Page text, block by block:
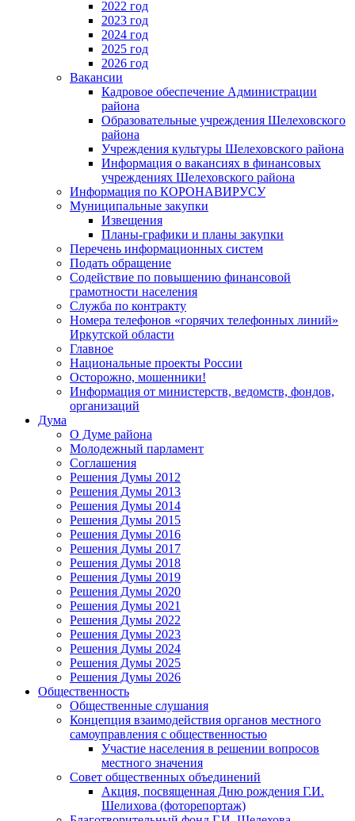
2022 год
2023 год
2024 год
2025 год
2026 год
Вакансии
Кадровое обеспечение Администрации
района
Образовательные учреждения Шелеховского
района
Учреждения культуры Шелеховского района
Информация о вакансиях в финансовых
учреждениях Шелеховского района
Информация по КОРОНАВИРУСУ
Муниципальные закупки
Извещения
Планы-графики и планы закупки
Перечень информационных систем
Подать обращение
Содействие по повышению финансовой
грамотности населения
Служба по контракту
Номера телефонов «горячих телефонных линий»
Иркутской области
Главное
Национальные проекты России
Осторожно, мошенники!
Информация от министерств, ведомств, фондов,
организаций
Дума
О Думе района
Молодежный парламент
Соглашения
Решения Думы 2012
Решения Думы 2013
Решения Думы 2014
Решения Думы 2015
Решения Думы 2016
Решения Думы 2017
Решения Думы 2018
Решения Думы 2019
Решения Думы 2020
Решения Думы 2021
Решения Думы 2022
Решения Думы 2023
Решения Думы 2024
Решения Думы 2025
Решения Думы 2026
Общественность
Общественные слушания
Концепция взаимодействия органов местного
самоуправления с общественностью
Участие населения в решении вопросов
местного значения
Совет общественных объединений
Акция, посвященная Дню рождения Г.И.
Шелихова (фоторепортаж)